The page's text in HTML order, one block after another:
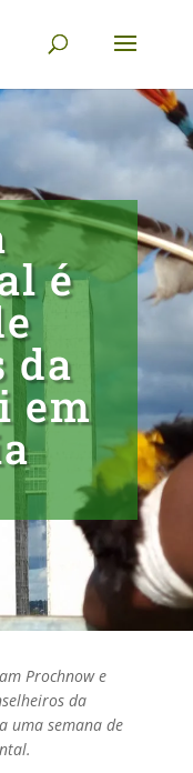
é
da
em
Prochnow e
da
uma semana de